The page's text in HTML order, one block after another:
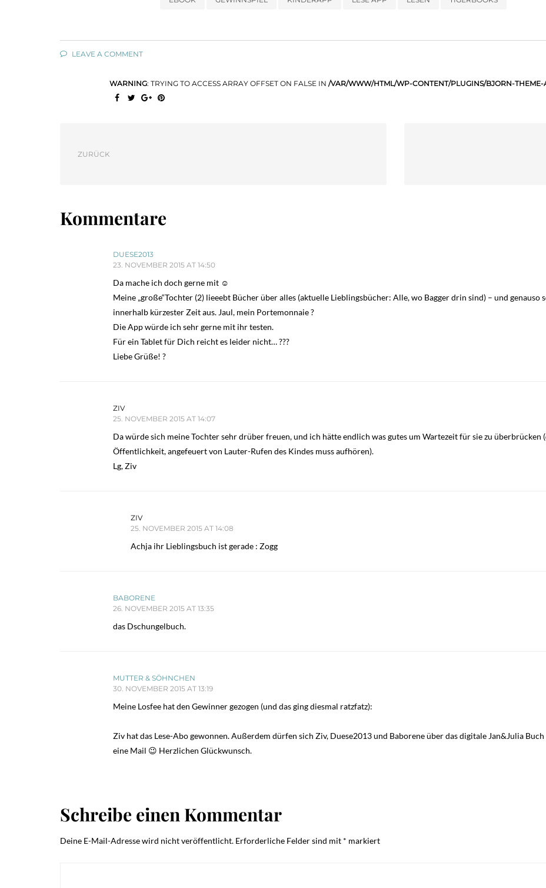
LEAVE A COMMENT
WARNING: TRYING TO ACCESS ARRAY OFFSET ON FALSE IN /VAR/WWW/HTML/WP-CONTENT/PLUGINS/BJORN-
ZURÜCK
Kommentare
DUESE2013
23. NOVEMBER 2015 AT 14:50
Da mache ich doch gerne mit ☺️
Meine „große“Tochter (2) lieeebt Bücher über alles (aktuelle Lieblingsbücher: Alle, wo Bagger drin sind) – und genauso
innerhalb kürzester Zeit aus. Jaul, mein Portemonnaie ?
Die App würde ich sehr gerne mit ihr testen.
Für ein Tablet für Dich reicht es leider nicht… ???
Liebe Grüße! ?
ZIV
25. NOVEMBER 2015 AT 14:07
Da würde sich meine Tochter sehr drüber freuen, und ich hätte endlich was gutes um Wartezeit für sie zu überbrücken
Öffentlichkeit, angefeuert von Lauter-Rufen des Kindes muss aufhören).
Lg, Ziv
ZIV
25. NOVEMBER 2015 AT 14:08
Achja ihr Lieblingsbuch ist gerade : Zogg
BABORENE
26. NOVEMBER 2015 AT 13:35
das Dschungelbuch.
MUTTER & SÖHNCHEN
30. NOVEMBER 2015 AT 13:19
Meine Losfee hat den Gewinner gezogen (und das ging diesmal ratzfatz):
Ziv hat das Lese-Abo gewonnen. Außerdem dürfen sich Ziv, Duese2013 und Baborene über das digitale Jan&Julia
eine Mail 😉 Herzlichen Glückwunsch.
Schreibe einen Kommentar
Deine E-Mail-Adresse wird nicht veröffentlicht. Erforderliche Felder sind mit * markiert